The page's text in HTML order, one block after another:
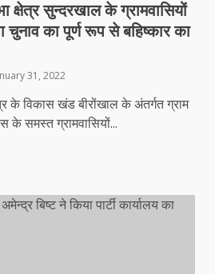
क्षेत्र सुन्दरखाल के ग्रामवासियों
चुनाव का पूर्ण रूप से बहिष्कार का
31, 2022
के विकास खंड बीरोंखाल के अंतर्गत ग्राम
समस्त ग्रामवासियों...